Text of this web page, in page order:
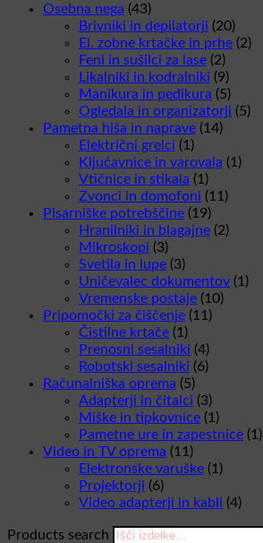
Osebna nega (43)
Brivniki in depilatorji (20)
El. zobne krtačke in prhe (2)
Feni in sušilci za lase (2)
Likalniki in kodralniki (9)
Manikura in pedikura (5)
Ogledala in organizatorji (5)
Pametna hiša in naprave (14)
Električni grelci (1)
Ključavnice in varovala (1)
Vtičnice in stikala (1)
Zvonci in domofoni (11)
Pisarniške potrebščine (19)
Hranilniki in blagajne (2)
Mikroskopi (3)
Svetila in lupe (3)
Uničevalec dokumentov (1)
Vremenske postaje (10)
Pripomočki za čiščenje (11)
Čistilne krtače (1)
Prenosni sesalniki (4)
Robotski sesalniki (6)
Računalniška oprema (5)
Adapterji in čitalci (3)
Miške in tipkovnice (1)
Pametne ure in zapestnice (1)
Video in TV oprema (11)
Elektronske varuške (1)
Projektorji (6)
Video adapterji in kabli (4)
Products search